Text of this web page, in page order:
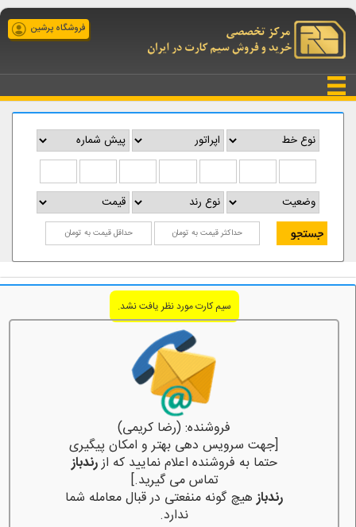
فروشگاه پرشین
سیم کارت مورد نظر یافت نشد.
فروشنده: (رضا کریمی)
[جهت سرویس دهی بهتر و امکان پیگیری
حتما به فروشنده اعلام نمایید که ازرندباز
تماس می گیرید.]
رندبازهیچ گونه منفعتی در قبال معامله شما
ندارد.